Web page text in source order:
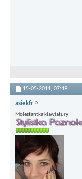
15-05-2011, 07:49
asiekfr
Molestantka klawiatury